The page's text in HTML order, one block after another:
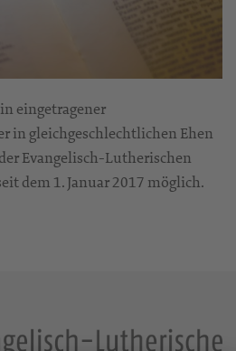
eingetragener
in gleichgeschlechtlichen Ehen
Evangelisch-Lutherischen
dem 1. Januar 2017 möglich.